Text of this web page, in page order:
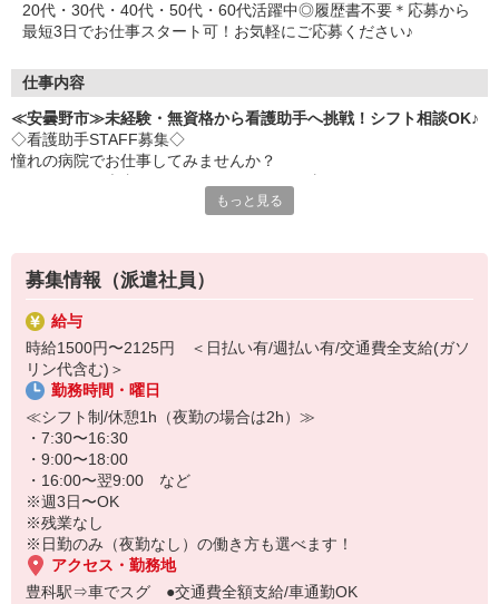
20代・30代・40代・50代・60代活躍中◎履歴書不要＊応募から
最短3日でお仕事スタート可！お気軽にご応募ください♪
仕事内容
≪安曇野市≫未経験・無資格から看護助手へ挑戦！シフト相談OK♪
◇看護助手STAFF募集◇
憧れの病院でお仕事してみませんか？
・病室の清掃
・医療器具の消毒
・患者さんの生活介助
など
◇完全未経験でも安心◇
・充実した研修制度あり♪優しい先輩が丁寧に教えてくれます。
・サポート業務が中心なので、難しいことは特にありません！無資
格・未経験でもすぐに活躍できます♪
シフトの融通も利くのでプライベートを重視したい人にもおススメ
です！
ご応募お待ちしております♪
もっと見る
募集情報（派遣社員）
給与
時給1500円〜2125円 ＜日払い有/週払い有/交通費全支給(ガソ
リン代含む)＞
勤務時間・曜日
≪シフト制/休憩1h（夜勤の場合は2h）≫
・7:30〜16:30
・9:00〜18:00
・16:00〜翌9:00 など
※週3日〜OK
※残業なし
※日勤のみ（夜勤なし）の働き方も選べます！
アクセス・勤務地
豊科駅⇒車でスグ ●交通費全額支給/車通勤OK